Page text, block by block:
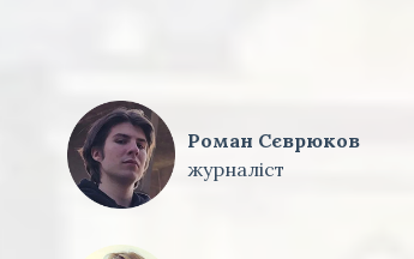
Роман Сєврюков
журналіст